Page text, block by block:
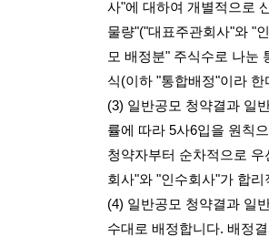
사"에 대하여 개별적으로
물량"("대표주관회사"와 "
모 배정분" 주식수로 나눈
식(이하 "통합배정"이라 한
(3) 일반공모 청약결과 일
률에 따라 5사6입을 원칙
청약자부터 순차적으로 우
회사"와 "인수회사"가 합리
(4) 일반공모 청약결과 일
수대로 배정합니다. 배정